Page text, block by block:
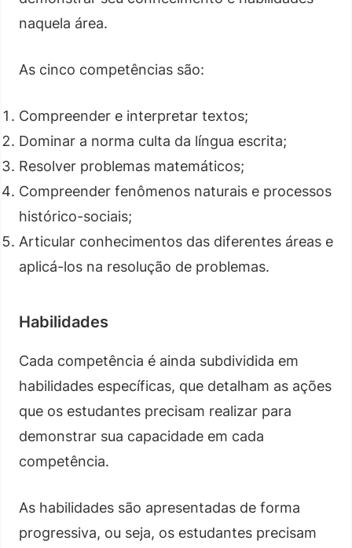
naquela área.
As cinco competências são:
Compreender e interpretar textos;
Dominar a norma culta da língua escrita;
Resolver problemas matemáticos;
Compreender fenômenos naturais e processos
histórico-sociais;
Articular conhecimentos das diferentes áreas e
aplicá-los na resolução de problemas.
Habilidades
Cada competência é ainda subdividida em
habilidades específicas, que detalham as ações
que os estudantes precisam realizar para
demonstrar sua capacidade em cada
competência.
As habilidades são apresentadas de forma
progressiva, ou seja, os estudantes precisam